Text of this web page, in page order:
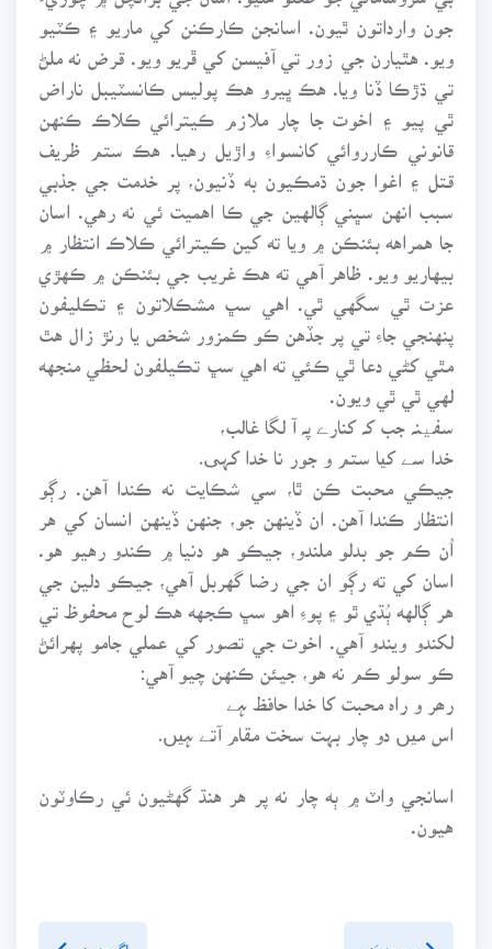
جون وارداتون ٿيون. اسانجن ڪارڪنن کي ماريو ۽ ڪٽيو
ويو. هٿيارن جي زور تي آفيسن کي ڦريو ويو. قرض نه ملڻ
تي ڌڙڪا ڏنا ويا. هڪ ڀيرو هڪ پوليس ڪانسٽيبل ناراض
ٿي پيو ۽ اخوت جا چار ملازم ڪيترائي ڪلاڪ ڪنهن
قانوني ڪارروائي کانسواءِ واڙيل رهيا. هڪ ستم ظريف
قتل ۽ اغوا جون ڌمڪيون به ڏنيون، پر خدمت جي جذبي
سبب انهن سڀني ڳالهين جي ڪا اهميت ئي نه رهي. اسان
جا همراهه بئنڪن ۾ ويا ته کين ڪيترائي ڪلاڪ انتظار ۾
بيهاريو ويو. ظاهر آهي ته هڪ غريب جي بئنڪن ۾ ڪهڙي
عزت ٿي سگهي ٿي. اهي سڀ مشڪلاتون ۽ تڪليفون
پنهنجي جاءِ تي پر جڏهن ڪو ڪمزور شخص يا رنڙ زال هٿ
مٿي کڻي دعا ٿي ڪئي ته اهي سڀ تڪيلفون لحظي منجهه
لهي ٿي ٿي ويون.
سفینہ جب کہ کنارے پہ آ لگا غالب،
خدا سے کیا ستم و جور نا خدا کہی۔
جيڪي محبت ڪن ٿا، سي شڪايت نه ڪندا آهن. رڳو
انتظار ڪندا آهن. ان ڏينهن جو، جنهن ڏينهن انسان کي هر
اُن ڪم جو بدلو ملندو، جيڪو هو دنيا ۾ ڪندو رهيو هو.
اسان کي ته رڳو ان جي رضا گهربل آهي، جيڪو دلين جي
هر ڳالهه ٻُڌي ٿو ۽ پوءِ اهو سڀ ڪجهه هڪ لوح محفوظ تي
لکندو ويندو آهي. اخوت جي تصور کي عملي جامو پهرائڻ
ڪو سولو ڪم نه هو، جيئن ڪنهن چيو آهي:
رھر و راہ محبت کا خدا حافظ ہے
اس میں دو چار بہت سخت مقام آتے ہیں۔
اسانجي واٽ ۾ ٻه چار نه پر هر هنڌ گهڻيون ئي رڪاوٽون
پويون پَنو اڳيون پنو